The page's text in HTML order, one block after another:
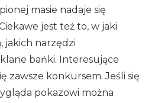
masie nadaje się
jest też to, w jaki
jakich narzędzi
bańki. Interesujące
zawsze konkursem. Jeśli się
pokazowi można